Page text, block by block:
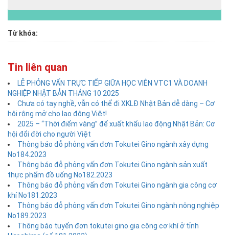
Từ khóa:
Tin liên quan
LỄ PHỎNG VẤN TRỰC TIẾP GIỮA HỌC VIÊN VTC1 VÀ DOANH
NGHIỆP NHẬT BẢN THÁNG 10 2025
Chưa có tay nghề, vẫn có thể đi XKLĐ Nhật Bản dễ dàng – Cơ
hội rộng mở cho lao động Việt!
2025 – “Thời điểm vàng” để xuất khẩu lao động Nhật Bản: Cơ
hội đổi đời cho người Việt
Thông báo đỗ phỏng vấn đơn Tokutei Gino ngành xây dựng
No184.2023
Thông báo đỗ phỏng vấn đơn Tokutei Gino ngành sản xuất
thực phẩm đồ uống No182.2023
Thông báo đỗ phỏng vấn đơn Tokutei Gino ngành gia công cơ
khí No181.2023
Thông báo đỗ phỏng vấn đơn Tokutei Gino ngành nông nghiệp
No189.2023
Thông báo tuyển đơn tokutei gino gia công cơ khí ở tỉnh